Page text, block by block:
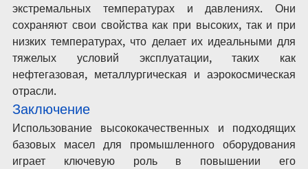
экстремальных температурах и давлениях. Они
сохраняют свои свойства как при высоких, так и при
низких температурах, что делает их идеальными для
тяжелых условий эксплуатации, таких как
нефтегазовая, металлургическая и аэрокосмическая
отрасли.
Заключение
Использование высококачественных и подходящих
базовых масел для промышленного оборудования
играет ключевую роль в повышении его